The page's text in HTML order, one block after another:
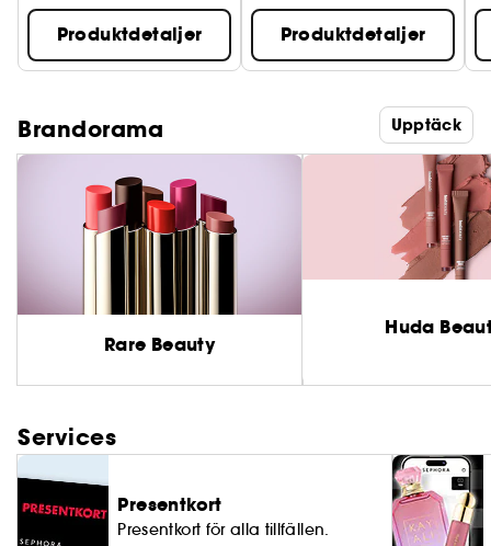
Produktdetaljer Produktdetaljer
Brandorama Upptäck
Rare Beauty
Huda
Services
Presentkort
Presentkort för alla tillfällen.